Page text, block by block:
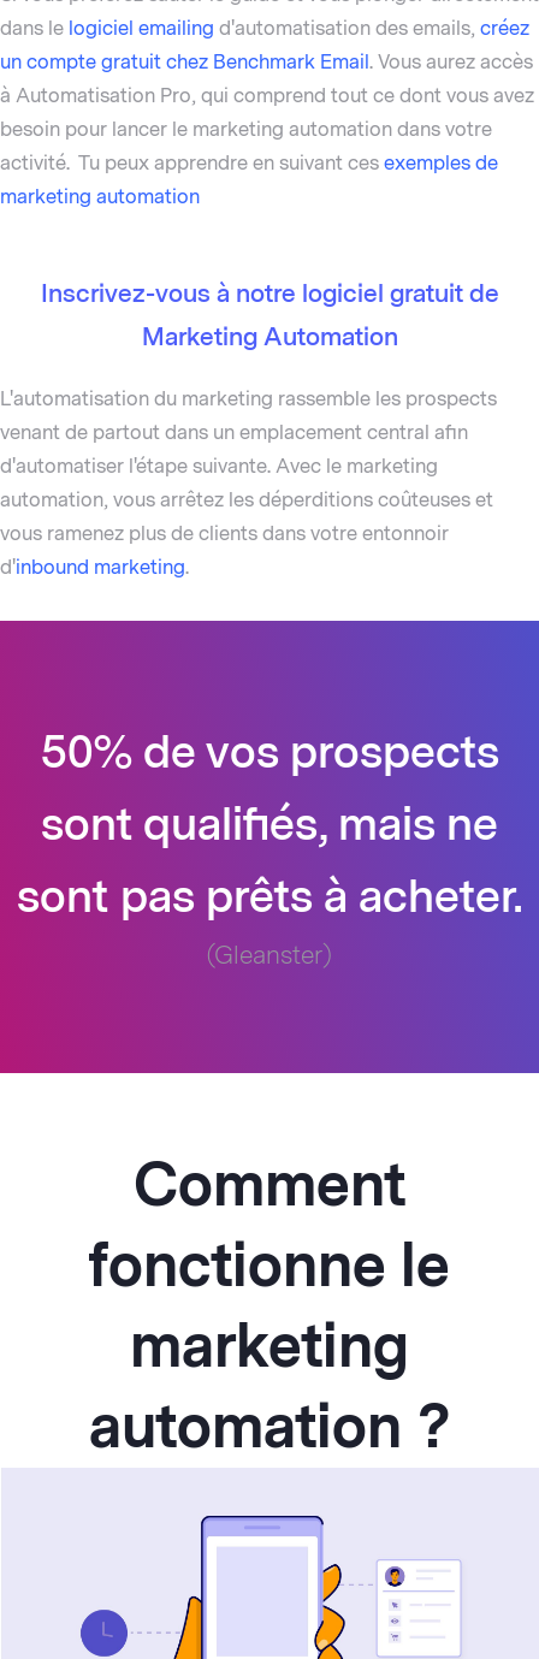
dans le logiciel emailing d'automatisation des emails, créez
un compte gratuit chez Benchmark Email . Vous aurez accès
à Automatisation Pro, qui comprend tout ce dont vous avez
besoin pour lancer le marketing automation dans votre
activité. Tu peux apprendre en suivant ces exemples de
marketing automation
Inscrivez-vous à notre logiciel gratuit de
Marketing Automation
L'automatisation du marketing rassemble les prospects
venant de partout dans un emplacement central afin
d'automatiser l'étape suivante. Avec le marketing
automation, vous arrêtez les déperditions coûteuses et
vous ramenez plus de clients dans votre entonnoir
d'inbound marketing.
50% de vos prospects
sont qualifiés, mais ne
sont pas prêts à acheter.
(Gleanster)
Comment
fonctionne le
marketing
automation ?